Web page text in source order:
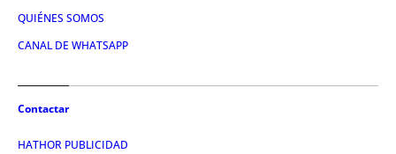
QUIÉNES SOMOS
CANAL DE WHATSAPP
Contactar
HATHOR PUBLICIDAD